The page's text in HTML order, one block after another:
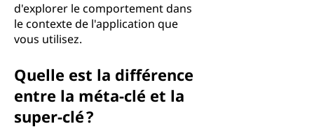
d'explorer le comportement dans
le contexte de l'application que
vous utilisez.
Quelle est la différence
entre la méta-clé et la
super-clé ?